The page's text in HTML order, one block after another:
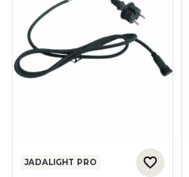
JADALIGHT PRO